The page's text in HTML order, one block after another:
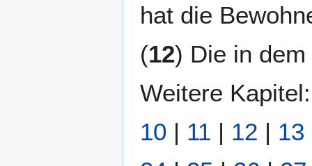
hat die
(12) Die in
Weitere
10 | 11 | 12 | 13